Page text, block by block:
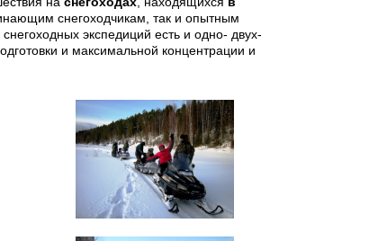
снегоходчикам, так и опытным
экспедиций есть и одно- двух-
и максимальной концентрации и